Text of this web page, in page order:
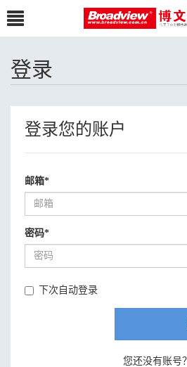
登录
登录您的账户
邮箱*
密码*
下次自动登录
您还没有账号